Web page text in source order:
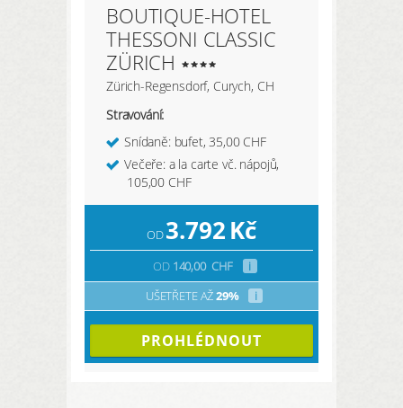
BOUTIQUE-HOTEL
THESSONI CLASSIC
ZÜRICH
Zürich-Regensdorf, Curych, CH
Stravování:
Snídaně: bufet, 35,00 CHF
Večeře: a la carte vč. nápojů,
105,00 CHF
OD3.792Kč
OD140,00 CHF
i
UŠETŘETE AŽ29% i
PROHLÉDNOUT